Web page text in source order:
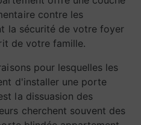
contre les
la sécurité de votre foyer
de votre famille.
pour lesquelles les
d'installer une porte
la dissuasion des
cherchent souvent des